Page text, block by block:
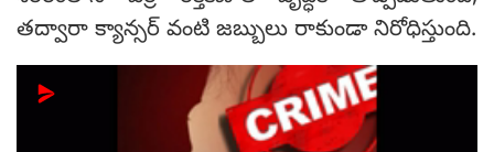
తద్వారా క్యాన్సర్ వంటి జబ్బులు రాకుండా నిరోధిస్తుంది.